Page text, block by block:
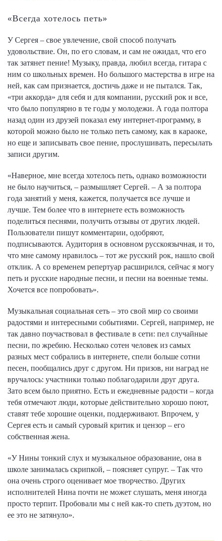
«Всегда хотелось петь»
У Сергея – свое увлечение, свой способ получать
удовольствие. Он, по его словам, и сам не ожидал, что его
так затянет пение! Музыку, правда, любил всегда, гитара с
ним со школьных времен. Но большого мастерства в игре на
ней, как сам признается, достичь даже и не пытался. Так,
«три аккорда» для себя и для компании, русский рок и все,
что было популярно в те годы у молодежи. А года полтора
назад один из друзей показал ему интернет-программу, в
которой можно было не только петь самому, как в караоке,
но еще и записывать свое пение, прослушивать, пересылать
записи другим.
«Наверное, мне всегда хотелось петь, однако возможности
не было научиться, – размышляет Сергей. – А за полтора
года занятий у меня, кажется, получается все лучше и
лучше. Тем более что в интернете есть возможность
поделиться песнями, получить отзывы от других людей.
Пользователи пишут комментарии, одобряют,
подписываются. Аудитория в основном русскоязычная, и то,
что мне самому нравилось – тот же русский рок, нашло свой
отклик. А со временем репертуар расширился, сейчас я могу
петь и русские народные песни, и песни на военные темы.
Хочется все попробовать».
Музыкальная социальная сеть – это свой мир со своими
радостями и интересными событиями. Сергей, например, не
так давно поучаствовал в фестивале в сети: пел случайные
песни, по жребию. Несколько сотен человек из самых
разных мест собрались в интернете, спели больше сотни
песен, пообщались друг с другом. Ни призов, ни наград не
вручалось: участники только поблагодарили друг друга.
Зато всем было приятно. Есть и ежедневные радости – когда
тебя отмечают люди, которые действительно хорошо поют,
ставят тебе хорошие оценки, поддерживают. Впрочем, у
Сергея есть и самый суровый критик и цензор – его
собственная жена.
«У Нины тонкий слух и музыкальное образование, она в
школе занималась скрипкой, – поясняет супруг. – Так что
она очень строго оценивает мое творчество. Других
исполнителей Нина почти не может слушать, меня иногда
просто терпит. Пробовали мы с ней как-то спеть дуэтом, но
ее это не затянуло».